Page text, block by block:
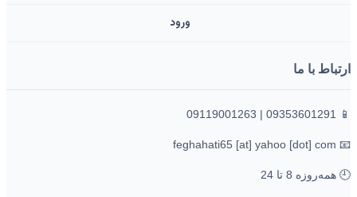
ورود ‌
ارتباط با ما
📱 09353601291 | 09119001263
📧 feghahati65 [at] yahoo [dot] com
🕘 همه‌روزه 8 تا 24